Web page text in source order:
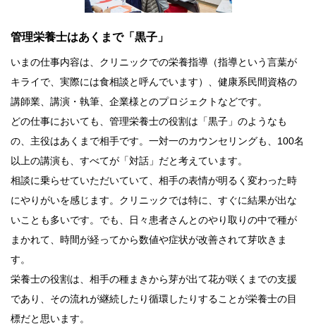
管理栄養士はあくまで「黒子」
いまの仕事内容は、クリニックでの栄養指導（指導という言葉が
キライで、実際には食相談と呼んでいます）、健康系民間資格の
講師業、講演・執筆、企業様とのプロジェクトなどです。
どの仕事においても、管理栄養士の役割は「黒子」のようなも
の、主役はあくまで相手です。一対一のカウンセリングも、100名
以上の講演も、すべてが「対話」だと考えています。
相談に乗らせていただいていて、相手の表情が明るく変わった時
にやりがいを感じます。クリニックでは特に、すぐに結果が出な
いことも多いです。でも、日々患者さんとのやり取りの中で種が
まかれて、時間が経ってから数値や症状が改善されて芽吹きま
す。
栄養士の役割は、相手の種まきから芽が出て花が咲くまでの支援
であり、その流れが継続したり循環したりすることが栄養士の目
標だと思います。